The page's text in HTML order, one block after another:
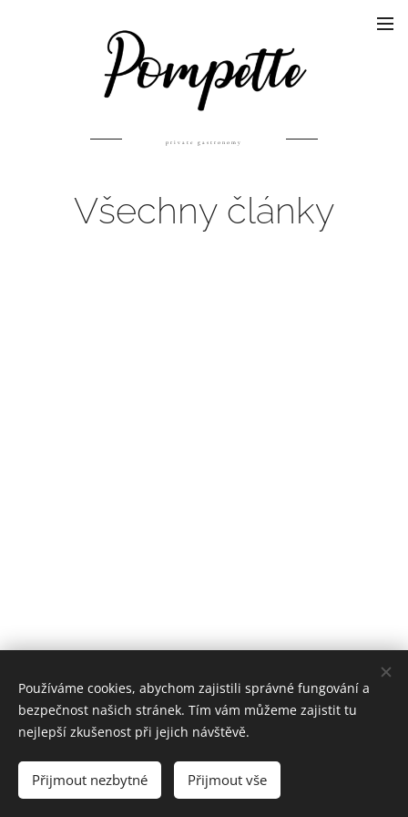
private gastronomy
Všechny články
Pompette s.r.o.
Mezibranská 579/7
110 00 Praha 1
OTÁZKY & ODPOVĚDI Cookies
Používáme cookies, abychom zajistili správné fungování a
bezpečnost našich stránek. Tím vám můžeme zajistit tu
nejlepší zkušenost při jejich návštěvě.
Přijmout nezbytné Přijmout vše